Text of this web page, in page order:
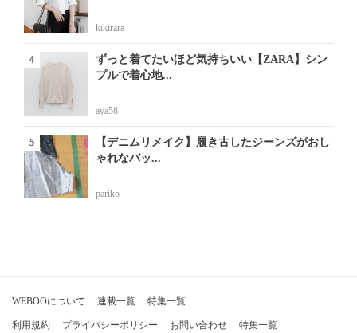
kikirara
ずっと着てたいほど気持ちいい【ZARA】シン
プルで着心地...
aya58
【デニムリメイク】履き古したジーンズがおし
ゃれなバッ...
pariko
WEBOOについて 連載一覧 特集一覧
利用規約 プライバシーポリシー お問い合わせ 特集一覧